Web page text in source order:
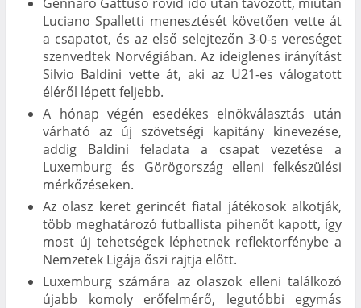
Luciano Spalletti menesztését követően vette át
a csapatot, és az első selejtezőn 3-0-s vereséget
szenvedtek Norvégiában. Az ideiglenes irányítást
Silvio Baldini vette át, aki az U21-es válogatott
éléről lépett feljebb.
A hónap végén esedékes elnökválasztás után
várható az új szövetségi kapitány kinevezése,
addig Baldini feladata a csapat vezetése a
Luxemburg és Görögország elleni felkészülési
mérkőzéseken.
Az olasz keret gerincét fiatal játékosok alkotják,
több meghatározó futballista pihenőt kapott, így
most új tehetségek léphetnek reflektorfénybe a
Nemzetek Ligája őszi rajtja előtt.
Luxemburg számára az olaszok elleni találkozó
újabb komoly erőfelmérő, legutóbbi egymás